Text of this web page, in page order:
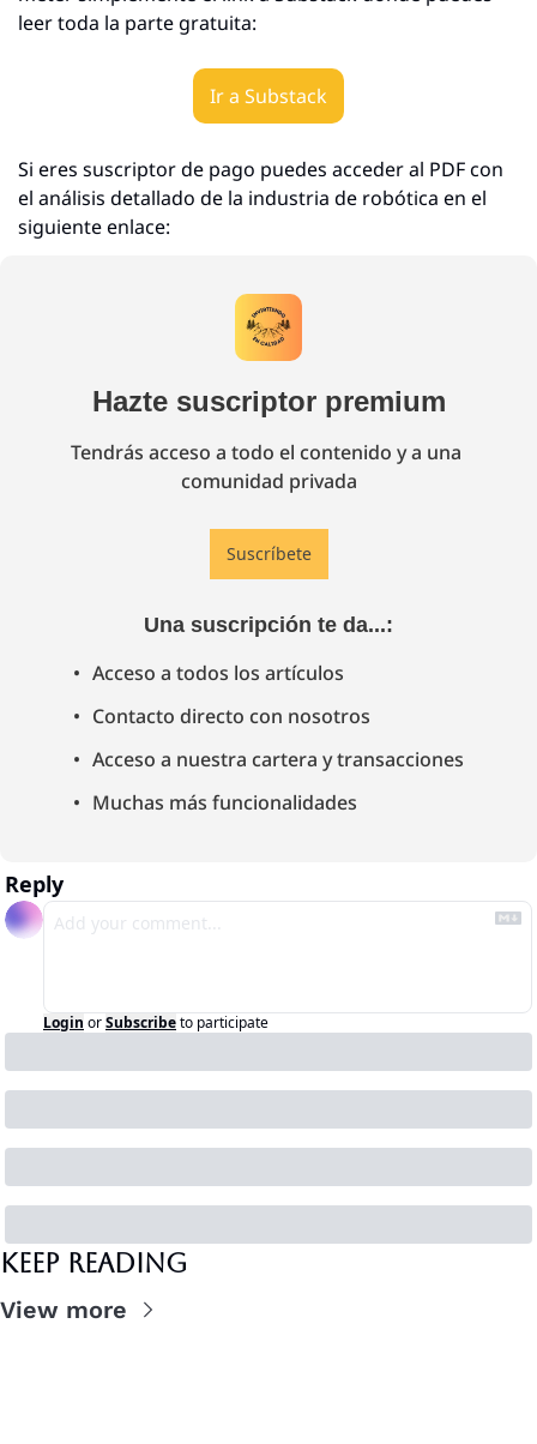
leer toda la parte gratuita:
Ir a Substack
Si eres suscriptor de pago puedes acceder al PDF con
el análisis detallado de la industria de robótica en el
siguiente enlace:
Hazte suscriptor premium
Tendrás acceso a todo el contenido y a una
comunidad privada
Suscríbete
Una suscripción te da...:
Acceso a todos los artículos
Contacto directo con nosotros
Acceso a nuestra cartera y transacciones
Muchas más funcionalidades
Reply
Login orSubscribeto participate
Keep Reading
View more